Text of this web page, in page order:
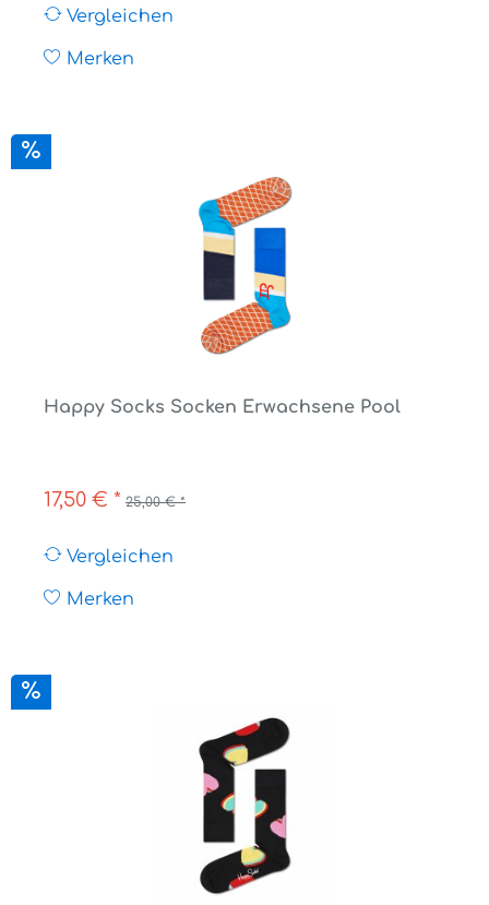
Vergleichen
Merken
Happy Socks Socken Erwachsene Pool
17,50 € * 25,00 € *
Vergleichen
Merken